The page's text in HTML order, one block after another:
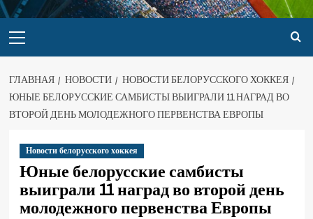
ГЛАВНАЯ НОВОСТИ
НОВОСТИ БЕЛОРУССКОГО ХОККЕЯ
ЮНЫЕ БЕЛОРУССКИЕ САМБИСТЫ ВЫИГРАЛИ 11 НАГРАД ВО
ВТОРОЙ ДЕНЬ МОЛОДЕЖНОГО ПЕРВЕНСТВА ЕВРОПЫ
Новости белорусского хоккея
Юные белорусские самбисты
выиграли 11 наград во второй день
молодежного первенства Европы